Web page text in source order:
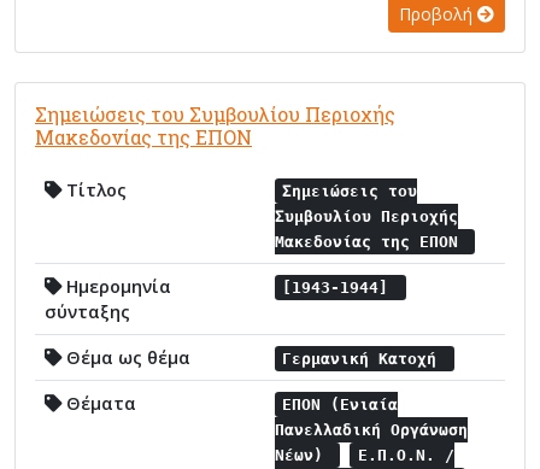
Προβολή
Σημειώσεις του Συμβουλίου Περιοχής
Μακεδονίας της ΕΠΟΝ
Τίτλος
Σημειώσεις του
Συμβουλίου Περιοχής
Μακεδονίας της ΕΠΟΝ
Ημερομηνία
σύνταξης
[1943-1944]
Θέμα ως θέμα Γερμανική Κατοχή
Θέματα
ΕΠΟΝ (Ενιαία
Πανελλαδική Οργάνωση
Νέων)
Ε.Π.Ο.Ν. /